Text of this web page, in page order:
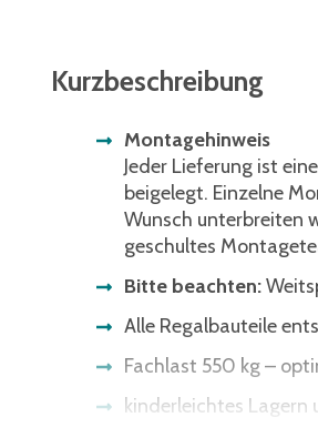
Kurzbeschreibung
Montagehinweis
Jeder Lieferung ist
beigelegt. Einzelne
Wunsch unterbreiten
geschultes
Bitte beachten:
Alle Regalbauteile
Fachlast 550 kg –
kinderleichtes Lagern